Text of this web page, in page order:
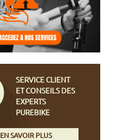
SERVICE CLIENT
ET CONSEILS DES
EXPERTS
PUREBIKE
EN SAVOIR PLUS